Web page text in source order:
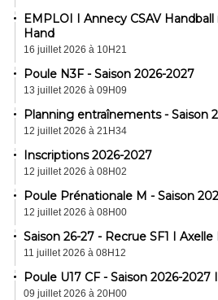
EMPLOI I Annecy CSAV Handball
Hand
16 juillet 2026 à 10H21
Poule N3F - Saison 2026-2027
13 juillet 2026 à 09H09
Planning entraînements - Saison
12 juillet 2026 à 21H34
Inscriptions 2026-2027
12 juillet 2026 à 08H02
Poule Prénationale M - Saison
12 juillet 2026 à 08H00
Saison 26-27 - Recrue SF1 I
11 juillet 2026 à 08H12
Poule U17 CF - Saison 2026-
09 juillet 2026 à 20H00